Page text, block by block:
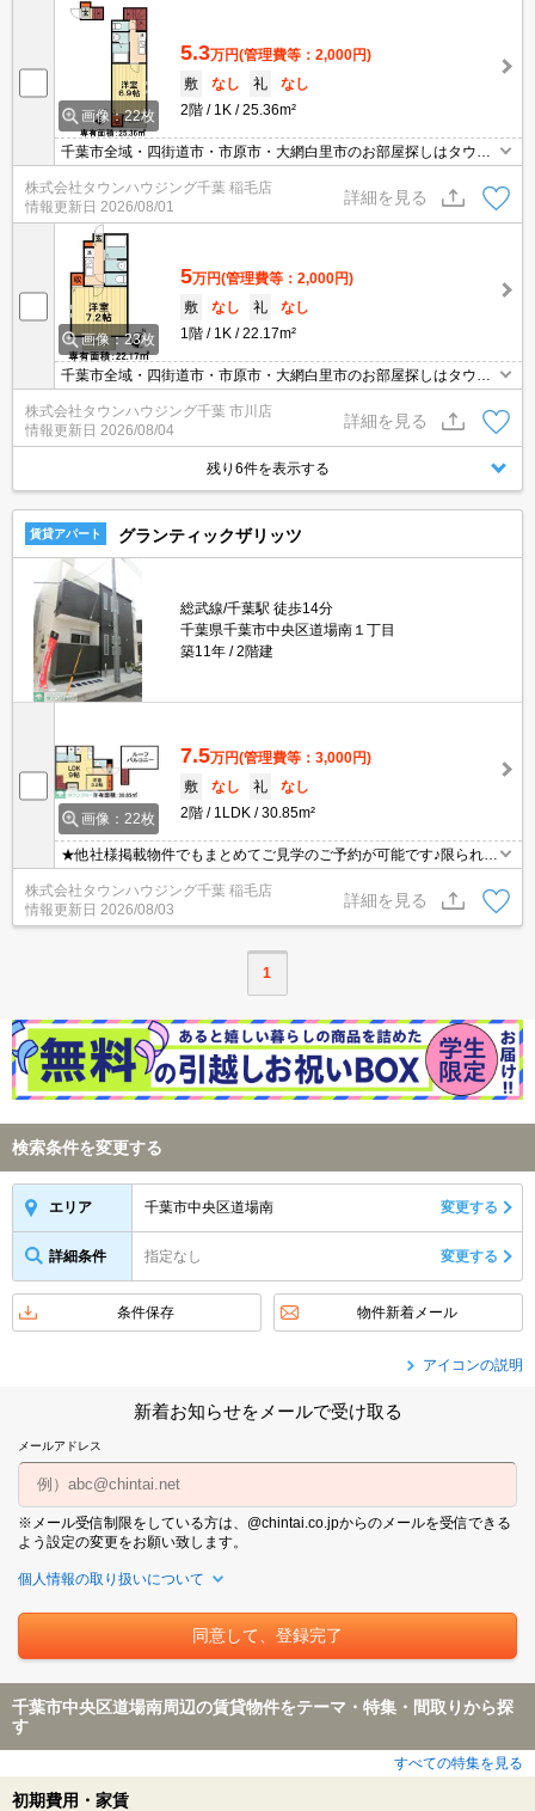
画像：22枚
5.3万円(管理費等：2,000円)
敷
なし 礼
なし
2階
1K 25.36m²
千葉市全域・四街道市・市原市・大網白里市のお部屋探しはタウン
ハウジング千葉店にお任せ下さい。まずは一度お問い合わせくださ
いませ！
株式会社タウンハウジング千葉 稲毛店
情報更新日 2026/08/01
詳細を見る
画像：23枚
5万円(管理費等：2,000円)
敷
なし 礼
なし
1階
1K 22.17m²
千葉市全域・四街道市・市原市・大網白里市のお部屋探しはタウン
ハウジング千葉店にお任せ下さい。まずは一度お問い合わせくださ
いませ！
株式会社タウンハウジング千葉 市川店
情報更新日 2026/08/04
詳細を見る
残り6件を表示する
賃貸アパート グランティックザリッツ
総武線/千葉駅 徒歩14分
千葉県千葉市中央区道場南１丁目
築11年
2階建
画像：22枚
7.5万円(管理費等：3,000円)
敷
なし 礼
なし
2階
1LDK 30.85m²
★他社様掲載物件でもまとめてご見学のご予約が可能です♪限られた
お時間の中で効率よくお部屋探しができるようにお手伝いさせてい
ただきます！お気軽にお問合せ下さい♪
株式会社タウンハウジング千葉 稲毛店
情報更新日 2026/08/03
詳細を見る
1
検索条件を変更する
エリア 千葉市中央区道場南 変更する
詳細条件 指定なし 変更する
条件保存 物件新着メール
アイコンの説明
新着お知らせをメールで受け取る
メールアドレス
※メール受信制限をしている方は、@chintai.co.jpからのメールを受信できる
よう設定の変更をお願い致します。
個人情報の取り扱いについて
千葉市中央区道場南周辺の賃貸物件をテーマ・特集・間取りから探
す
すべての特集を見る
初期費用・家賃